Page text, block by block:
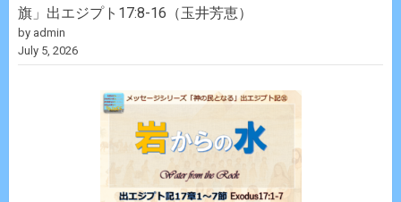
旗」出エジプト17:8-16（玉井芳恵）
by admin
July 5, 2026